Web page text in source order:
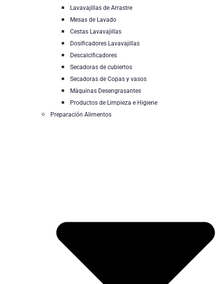
Lavavajillas de Arrastre
Mesas de Lavado
Cestas Lavavajillas
Dosificadores Lavavajillas
Descalcificadores
Secadoras de cubiertos
Secadoras de Copas y vasos
Máquinas Desengrasantes
Productos de Limpieza e Higiene
Preparación Alimentos